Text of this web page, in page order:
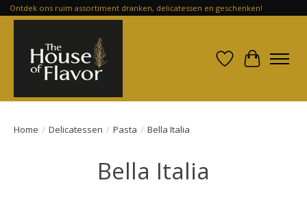
Ontdek ons ruim assortiment dranken, delicatessen en geschenken!
Verlanglijst
Home / Delicatessen / Pasta / Bella Italia
Bella Italia